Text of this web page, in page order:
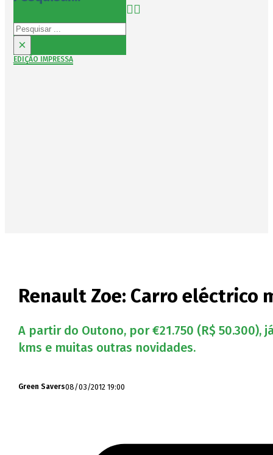
Pesquisar
×
EDIÇÃO IMPRESSA
Renault Zoe: Carro eléctrico
A partir do Outono, por €21.750 (R$
kms e muitas outras novidades.
Green Savers08/03/2012 19:00